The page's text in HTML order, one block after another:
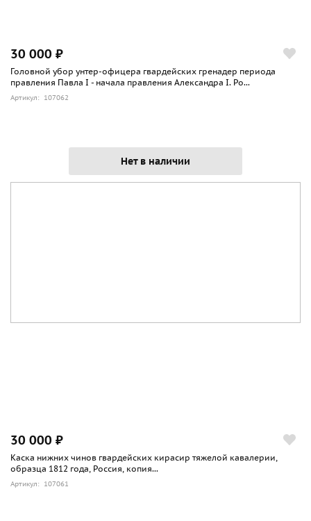
30 000 ₽
Головной убор унтер-офицера гвардейских гренадер периода
правления Павла I - начала правления Александра I. Ро...
Артикул: 107062
Нет в наличии
30 000 ₽
Каска нижних чинов гвардейских кирасир тяжелой кавалерии,
образца 1812 года, Россия, копия...
Артикул: 107061